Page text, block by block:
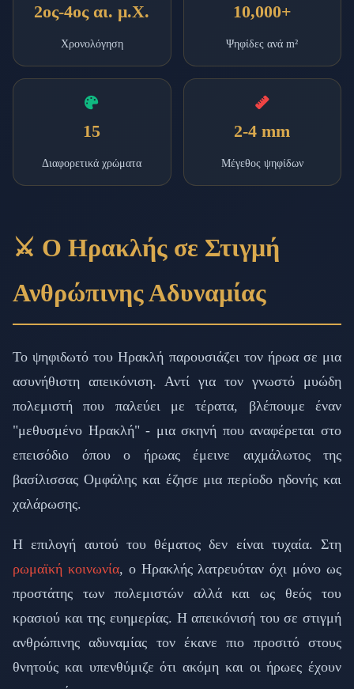
2ος-4ος αι. μ.Χ.
Χρονολόγηση
10,000+
Ψηφίδες ανά m²
15
Διαφορετικά χρώματα
2-4 mm
Μέγεθος ψηφίδων
⚔️ Ο Ηρακλής σε Στιγμή
Ανθρώπινης Αδυναμίας
Το ψηφιδωτό του Ηρακλή παρουσιάζει τον ήρωα σε μια
ασυνήθιστη απεικόνιση. Αντί για τον γνωστό μυώδη
πολεμιστή που παλεύει με τέρατα, βλέπουμε έναν
"μεθυσμένο Ηρακλή" - μια σκηνή που αναφέρεται στο
επεισόδιο όπου ο ήρωας έμεινε αιχμάλωτος της
βασίλισσας Ομφάλης και έζησε μια περίοδο ηδονής και
χαλάρωσης.
Η επιλογή αυτού του θέματος δεν είναι τυχαία. Στη
ρωμαϊκή κοινωνία, ο Ηρακλής λατρευόταν όχι μόνο ως
προστάτης των πολεμιστών αλλά και ως θεός του
κρασιού και της ευημερίας. Η απεικόνισή του σε στιγμή
ανθρώπινης αδυναμίας τον έκανε πιο προσιτό στους
θνητούς και υπενθύμιζε ότι ακόμη και οι ήρωες έχουν